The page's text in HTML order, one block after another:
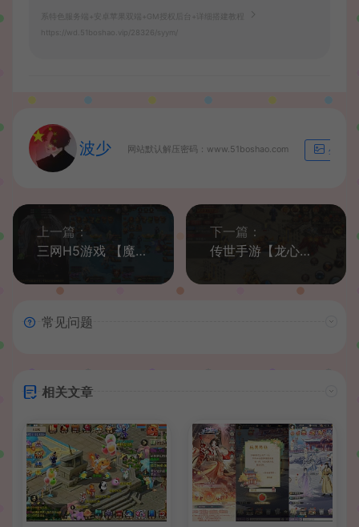
系特色服务端+安卓苹果双端+GM授权后台+详细搭建教程
https://wd.51boshao.vip/28326/syym/
波少 网站默认解压密码：www.51boshao.com 生成海
上一篇：
三网H5游戏 【魔域H5】最新整理WIN系特色服务端+GM后台+详细搭建教程
下一篇：
传世手游【龙心传世】最新整理Linux手工服务端+安卓+GM授权后台+详细搭建教程
常见问题
相关文章